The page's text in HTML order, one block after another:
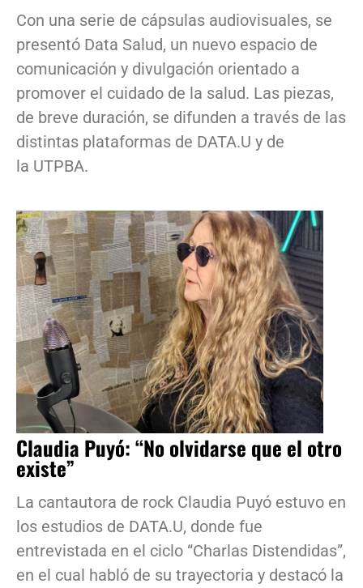
Con una serie de cápsulas audiovisuales, se
presentó Data Salud, un nuevo espacio de
comunicación y divulgación orientado a
promover el cuidado de la salud. Las piezas,
de breve duración, se difunden a través de las
distintas plataformas de DATA.U y de
la UTPBA.
Claudia Puyó: “No olvidarse que el otro
existe”
La cantautora de rock Claudia Puyó estuvo en
los estudios de DATA.U, donde fue
entrevistada en el ciclo “Charlas Distendidas”,
en el cual habló de su trayectoria y destacó la